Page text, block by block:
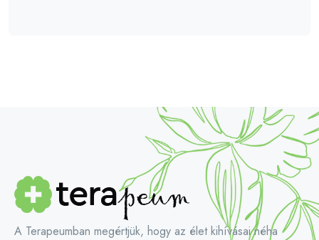
A Terapeumban megértjük, hogy az élet kihívásai néha